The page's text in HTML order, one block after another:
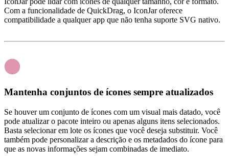
Com a funcionalidade de QuickDrag, o IconJar oferece
compatibilidade a qualquer app que não tenha suporte SVG nativo.
Mantenha conjuntos de ícones sempre atualizados
Se houver um conjunto de ícones com um visual mais datado, você
pode atualizar o pacote inteiro ou apenas alguns itens selecionados.
Basta selecionar em lote os ícones que você deseja substituir. Você
também pode personalizar a descrição e os metadados do ícone para
que as novas informações sejam combinadas de imediato.